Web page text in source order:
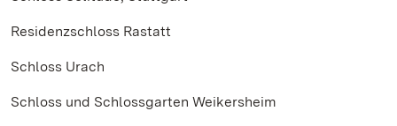
Residenzschloss Rastatt
Schloss Urach
Schloss und Schlossgarten Weikersheim